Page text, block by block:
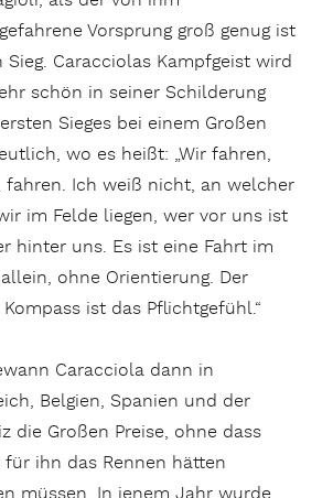
Vorsprung groß genug ist
Sieg. Caracciolas Kampfgeist wird
schön in seiner Schilderung
Sieges bei einem Großen
wo es heißt: „Wir fahren,
fahren. Ich weiß nicht, an welcher
im Felde liegen, wer vor uns ist
hinter uns. Es ist eine Fahrt im
ohne Orientierung. Der
Kompass ist das Pflichtgefühl.“
Caracciola dann in
Belgien, Spanien und der
die Großen Preise, ohne dass
für ihn das Rennen hätten